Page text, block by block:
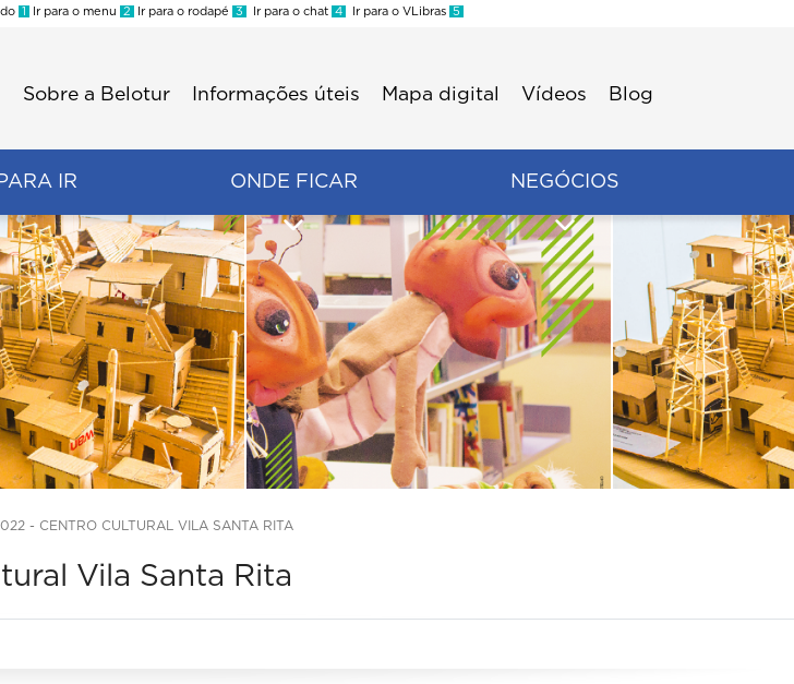
1 Ir para o menu 2 Ir para o rodapé 3 Ir para o chat 4 Ir para o VLibras 5
Sobre a Belotur Informações úteis Mapa digital Vídeos Blog
IR ONDE FICAR NEGÓCIOS
- CENTRO CULTURAL VILA SANTA RITA
Vila Santa Rita